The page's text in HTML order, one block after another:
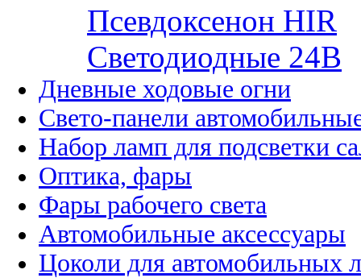
Псевдоксенон HIR
Cветодиодные 24B
Дневные ходовые огни
Свето-панели
Набор ламп для подсветки
Оптика, фары
Фары рабочего света
Автомобильные аксессуары
Цоколи для автомобильных